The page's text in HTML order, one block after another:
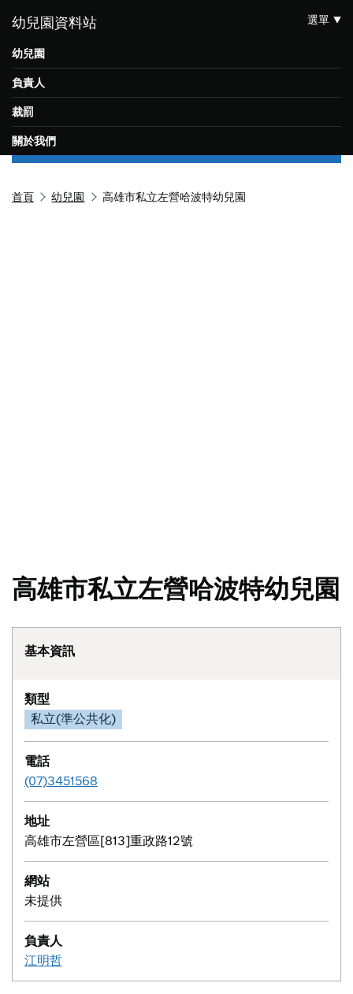
幼兒園資料站 選單
幼兒園
負責人
裁罰
關於我們
首頁 幼兒園 高雄市私立左營哈波特幼兒園
高雄市私立左營哈波特幼兒園
基本資訊
類型
私立(準公共化)
電話
(07)3451568
地址
高雄市左營區[813]重政路12號
網站
未提供
負責人
江明哲